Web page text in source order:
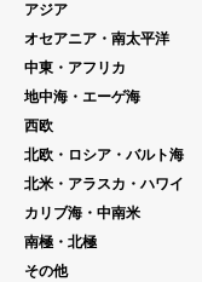
アジア
オセアニア・南太平洋
中東・アフリカ
地中海・エーゲ海
西欧
北欧・ロシア・バルト海
北米・アラスカ・ハワイ
カリブ海・中南米
南極・北極
その他